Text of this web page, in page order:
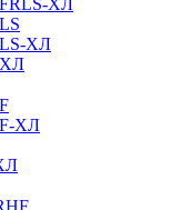
ХЛ
ХЛ
ХЛ